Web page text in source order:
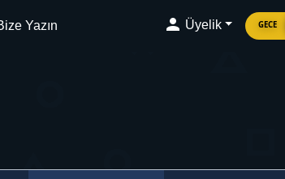
Yazın Üyelik GECE